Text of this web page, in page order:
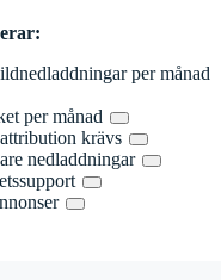
per månad
per månad
krävs
nedladdningar